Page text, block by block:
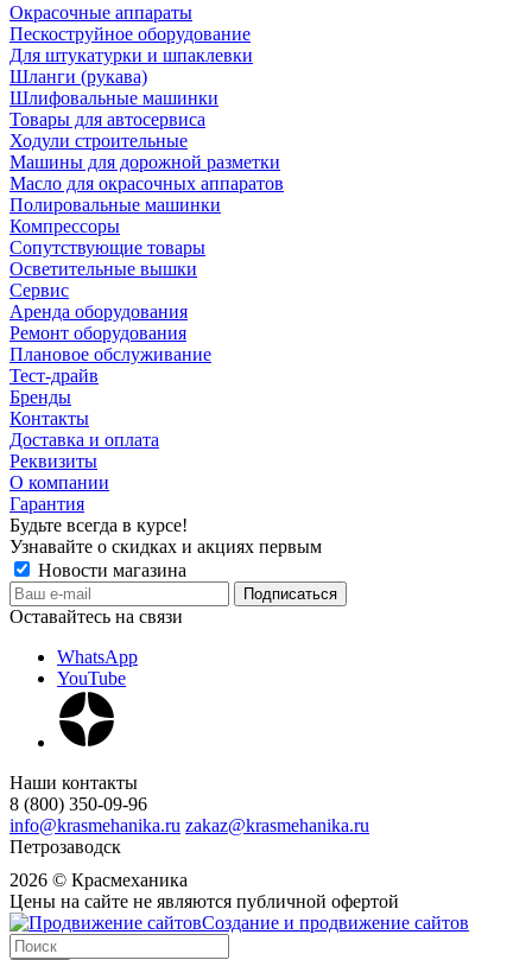
Окрасочные аппараты
Пескоструйное оборудование
Для штукатурки и шпаклевки
Шланги (рукава)
Шлифовальные машинки
Товары для автосервиса
Ходули строительные
Машины для дорожной разметки
Масло для окрасочных аппаратов
Полировальные машинки
Компрессоры
Сопутствующие товары
Осветительные вышки
Сервис
Аренда оборудования
Ремонт оборудования
Плановое обслуживание
Тест-драйв
Бренды
Контакты
Доставка и оплата
Реквизиты
О компании
Гарантия
Будьте всегда в курсе!
Узнавайте о скидках и акциях первым
Новости магазина
Оставайтесь на связи
WhatsApp
YouTube
Наши контакты
8 (800) 350-09-96
info@krasmehanika.ru zakaz@krasmehanika.ru
Петрозаводск
2026 © Красмеханика
Цены на сайте не являются публичной офертой
Создание и продвижение сайтов